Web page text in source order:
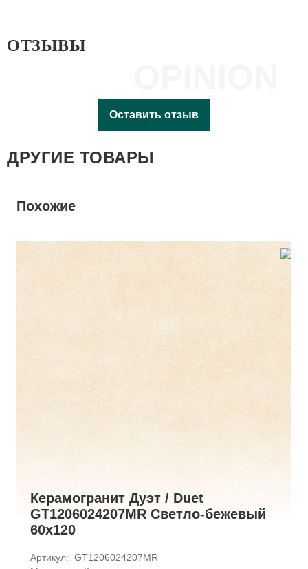
ОТЗЫВЫ
Оставить отзыв
ДРУГИЕ ТОВАРЫ
Похожие
Керамогранит Дуэт / Duet
GT1206024207MR Светло-бежевый
60x120
Артикул: GT1206024207MR